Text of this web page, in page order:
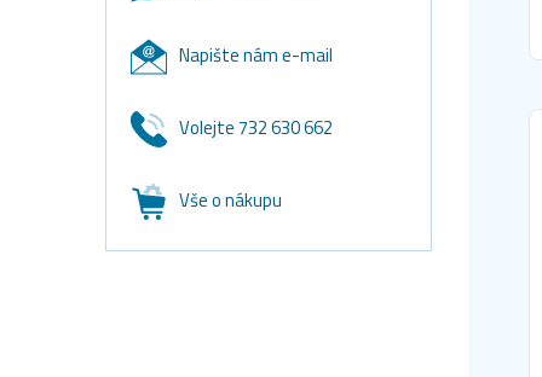
Napište nám e-mail
Volejte 732 630 662
Vše o nákupu